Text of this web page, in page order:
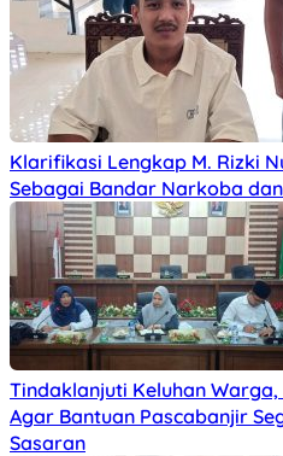
Klarifikasi Lengkap M. Rizki
Sebagai Bandar Narkoba
Tindaklanjuti Keluhan Warga,
Agar Bantuan Pascabanjir
Sasaran